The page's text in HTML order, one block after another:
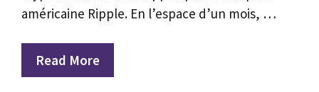
américaine Ripple. En l’espace d’un mois, …
Read More